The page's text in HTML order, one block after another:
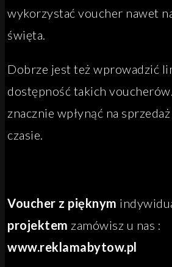
wykorzystać voucher nawet
święta.
Dobrze jest też wprowadzić
dostępność takich
znacznie wpłynąć na
czasie.
Voucher z pięknym
projektem zamówisz u nas :
www.reklamabytow.pl